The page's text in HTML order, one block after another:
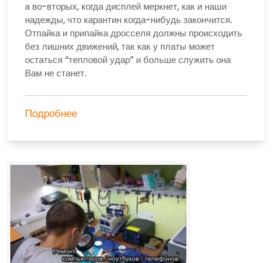
а во-вторых, когда дисплей меркнет, как и наши
надежды, что карантин когда-нибудь закончится.
Отпайка и припайка дросселя должны происходить
без лишних движений, так как у платы может
остаться “тепловой удар” и больше служить она
Вам не станет.
Подробнее